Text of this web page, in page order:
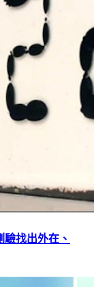
找出外在、